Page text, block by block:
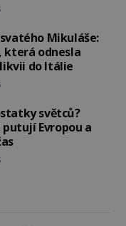
Mikuláše:
která odnesla
do Itálie
světců?
Evropou a